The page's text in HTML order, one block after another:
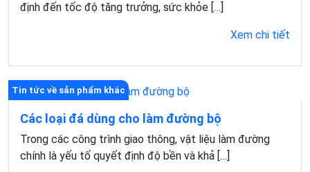
định đến tốc độ tăng trưởng, sức khỏe […]
Xem chi tiết
Tin tức về sản phẩm khác
Các loại đá dùng cho làm đường bộ
Trong các công trình giao thông, vật liệu làm đường
chính là yếu tố quyết định độ bền và khả […]